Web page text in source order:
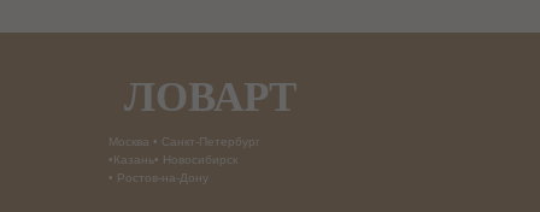
ЛОВАРТ
Москва • Санкт-Петербург
•Казань• Новосибирск
• Ростов-на-Дону